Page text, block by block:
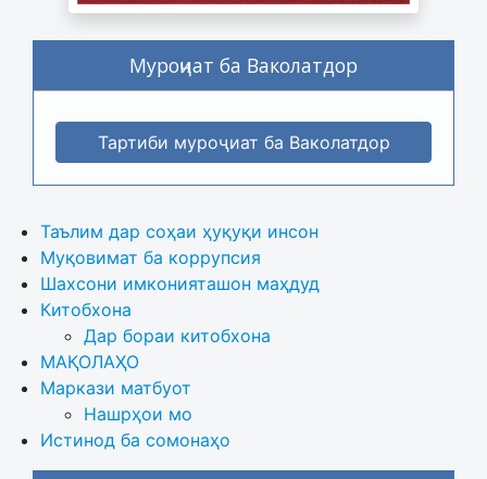
Муроҷиат ба Ваколатдор
Тартиби муроҷиат ба Ваколатдор
Таълим дар соҳаи ҳуқуқи инсон
Муқовимат ба коррупсия
Шахсони имконияташон маҳдуд
Китобхона
Дар бораи китобхона
МАҚОЛАҲО
Маркази матбуот
Нашрҳои мо
Истинод ба сомонаҳо